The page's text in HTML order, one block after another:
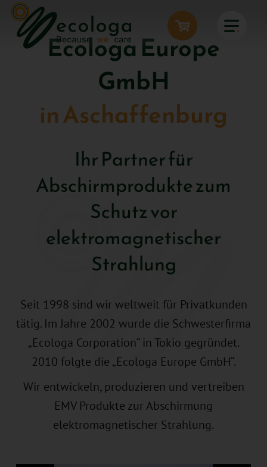
Ecologa Europe
GmbH
in Aschaffenburg
Ihr Partner für
Abschirmprodukte zum
Schutz vor
elektromagnetischer
Strahlung
Seit 1998 sind wir weltweit für Privatkunden
tätig. Im Jahre 2002 wurde die Schwesterfirma
„Ecologa Corporation“ in Tokio gegründet.
2010 folgte die „Ecologa Europe GmbH“.
Wir entwickeln, produzieren und vertreiben
EMV Produkte zur Abschirmung
elektromagnetischer Strahlung.